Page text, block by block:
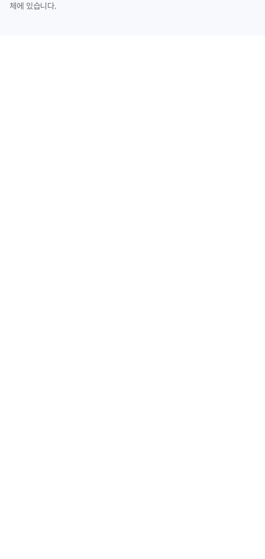
체에 있습니다.